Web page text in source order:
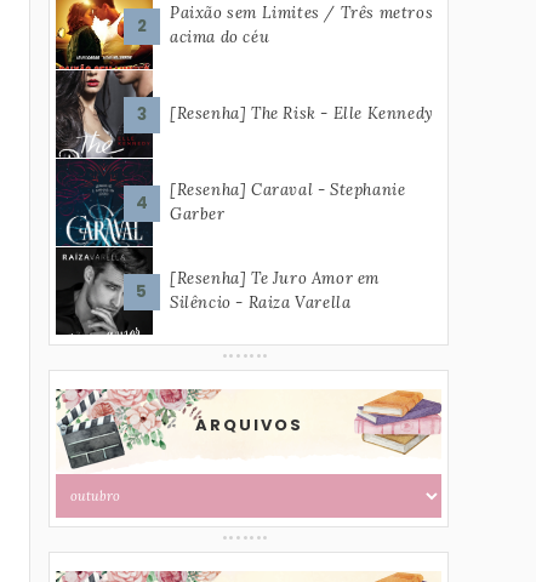
Paixão sem Limites / Três metros
acima do céu
[Resenha] The Risk - Elle Kennedy
[Resenha] Caraval - Stephanie
Garber
[Resenha] Te Juro Amor em
Silêncio - Raiza Varella
ARQUIVOS